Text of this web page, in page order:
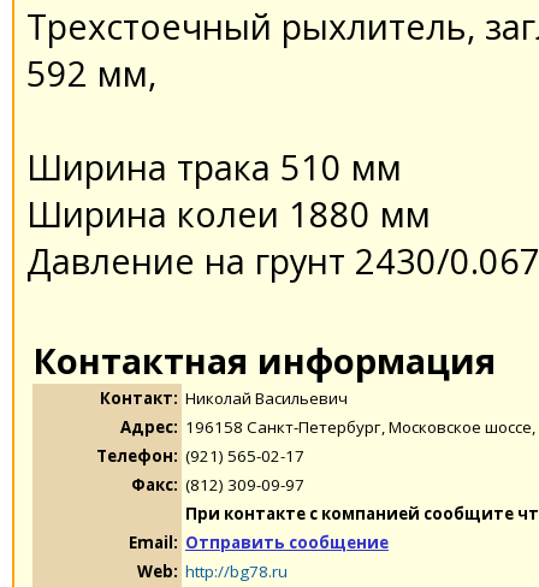
Трехстоечный рыхлитель,
592 мм,
Ширина трака 510 мм
Ширина колеи 1880 мм
Давление на грунт 2430/
Контактная информация
Контакт: Николай Васильевич
Адрес: 196158 Санкт-Петербург, Московское
Телефон: (921) 565-02-17
Факс: (812) 309-09-97
При контакте с компанией сообщите
Email: Отправить сообщение
Web: http://bg78.ru